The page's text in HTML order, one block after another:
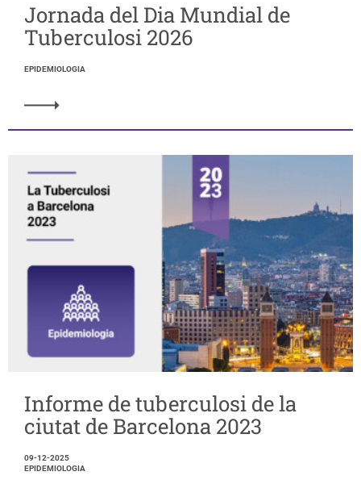
Jornada del Dia Mundial de
Tuberculosi 2026
EPIDEMIOLOGIA
Informe de tuberculosi de la
ciutat de Barcelona 2023
09-12-2025
EPIDEMIOLOGIA